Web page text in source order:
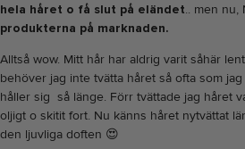
hela håret o få slut på eländet.. men nu,
produkterna på marknaden.
Alltså wow. Mitt hår har aldrig varit såhär
behöver jag inte tvätta håret så ofta som
håller sig så länge. Förr tvättade jag håret
oljigt o skitit fort. Nu känns håret nytvättat
den ljuvliga doften 😍